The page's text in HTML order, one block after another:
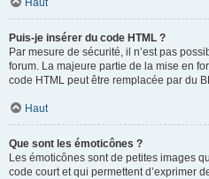
Haut
Puis-je insérer du code HTML ?
Par mesure de sécurité, il n’est pas
forum. La majeure partie de la mise en
code HTML peut être remplacée par du
Haut
Que sont les émoticônes ?
Les émoticônes sont de petites images
code court et qui permettent d’exprimer